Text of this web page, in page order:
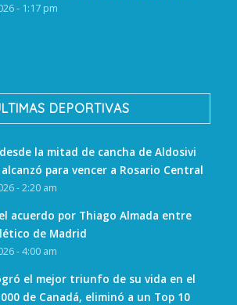
- 1:17 pm
DEPORTIVAS
la mitad de cancha de Aldosivi
para vencer a Rosario Central
- 2:20 am
acuerdo por Thiago Almada entre
de Madrid
- 4:00 am
el mejor triunfo de su vida en el
de Canadá, eliminó a un Top 10